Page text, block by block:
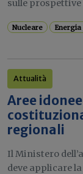
sulle prospettive
Nucleare
Attualità
Aree
regionali
Il Ministero
deve applicare